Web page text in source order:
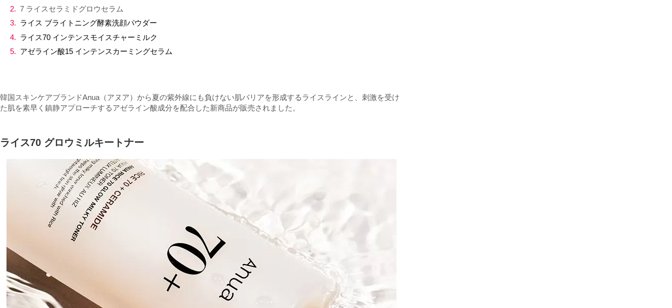
7 ライスセラミドグロウセラム
ライス ブライトニング酵素洗顔パウダー
ライス70 インテンスモイスチャーミルク
アゼライン酸15 インテンスカーミングセラム
韓国スキンケアブランドAnua（アヌア）から夏の紫外線にも負けない肌バリアを形成するライスラインと、刺激を受け
た肌を素早く鎮静アプローチするアゼライン酸成分を配合した新商品が販売されました。
ライス70 グロウミルキートナー